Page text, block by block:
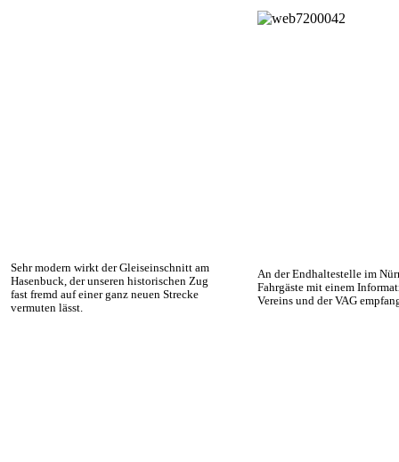
Sehr modern wirkt der Gleiseinschnitt am
Hasenbuck, der unseren historischen Zug
fast fremd auf einer ganz neuen Strecke
vermuten lässt.
An der Endhaltestelle im
Fahrgäste mit einem
Vereins und der VAG